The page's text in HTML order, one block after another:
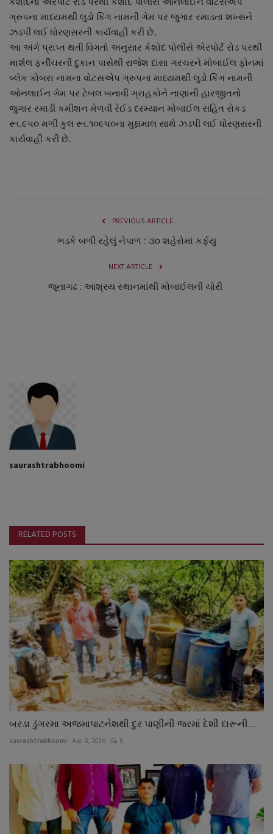
About Author
Contact
Dipotsav Special
આંતરરાષ્ટ્રીય
રાષ્ટ્રીય
નાણાંકીય સમાચાર
રાશિફળ
ગુનાખોરી
બોલિવૂડ
ગ્રુપના માધ્યમથી લુડો કિંગ નામની ગેમ પર જુગાર રમાડતા શખ્સને
ઝડપી લઈ ધોરણસરની કાર્યવાહી કરી છે.
આ અંગે પ્રાપ્ત થતી વિગતો અનુસાર કેશોદ પોલીસે એરપોર્ટ રોડ પરથી
માર્શલ ફર્નીચરની દુકાન પાસેથી રાજેશ દાસા ગરચરને મોબાઈલ ફોનમાં
બ્લેક કોબરા નામના વોટસએપ ગ્રુપના માધ્યમથી લુડો કિંગ નામની
ઓનલાઈન ગેમ પર ટેબલ બનાવી ગ્રાહકોને નાણાની હારજીતનો
જુગાર રમાડી કમીશન મેળવી રેઈડ દરમ્યાન મોબાઈલ સહિત રોકડ
રૂા.૯પ૦ મળી કુલ રૂા.૧૦૯પ૦ના મુદ્દામાલ સાથે ઝડપી લઈ ધોરણસરની
કાર્યવાહી કરી છે.
PREVIOUS ARTICLE
ભડકે બળી રહેલું નેપાળ : ૩૦ શહેરોમાં કર્ફયુ
NEXT ARTICLE
જૂનાગઢ : આશ્રય સ્થાનમાંથી મોબાઈલની ચોરી
saurashtrabhoomi
RELATED POSTS
બરડા ડુંગરમા અજમાપાટનેશથી દુર પાણીની જરમાં દેશી દારૂની...
saurashtrabhoomi Apr 8, 2026 0